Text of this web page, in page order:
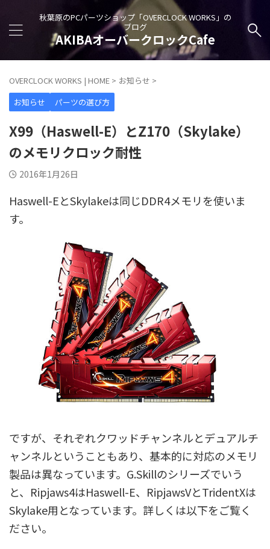
秋葉原のPCパーツショップ「OVERCLOCK WORKS」の
ブログ
AKIBAオーバークロックCafe
OVERCLOCK WORKS | HOME > お知らせ >
お知らせ
パーツの選び方
X99（Haswell-E）とZ170（Skylake）
のメモリクロック耐性
2016年1月26日
Haswell-EとSkylakeは同じDDR4メモリを使いま
す。
ですが、それぞれクワッドチャンネルとデュアルチ
ャンネルということもあり、基本的に対応のメモリ
製品は異なっています。G.Skillのシリーズでいう
と、Ripjaws4はHaswell-E、RipjawsVとTridentXは
Skylake用となっています。詳しくは以下をご覧く
ださい。